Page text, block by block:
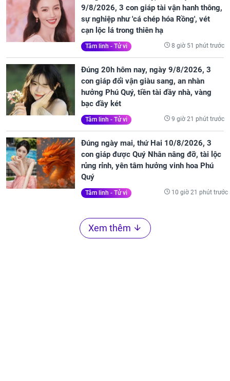
9/8/2026, 3 con giáp tài vận hanh thông,
sự nghiệp như 'cá chép hóa Rồng', vét
cạn lộc lá trong thiên hạ
Tâm linh - Tử vi 8 giờ 51 phút trước
Đúng 20h hôm nay, ngày 9/8/2026, 3
con giáp đổi vận giàu sang, an nhàn
hưởng Phú Quý, tiền tài đầy nhà, vàng
bạc đầy két
Tâm linh - Tử vi 9 giờ 21 phút trước
Đúng ngày mai, thứ Hai 10/8/2026, 3
con giáp được Quý Nhân nâng đỡ, tài lộc
rủng rỉnh, yên tâm hưởng vinh hoa Phú
Quý
Tâm linh - Tử vi 10 giờ 21 phút trước
Xem thêm